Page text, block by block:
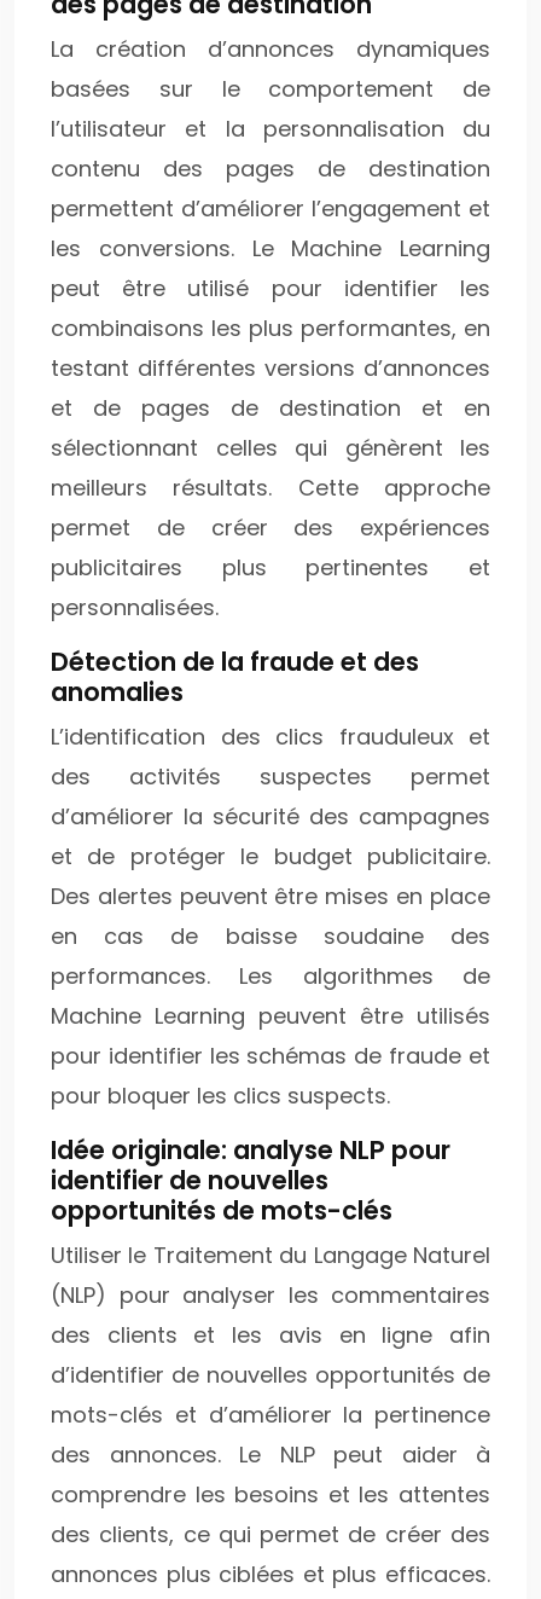
La création d’annonces dynamiques
basées sur le comportement de
l’utilisateur et la personnalisation du
contenu des pages de destination
permettent d’améliorer l’engagement et
les conversions. Le Machine Learning
peut être utilisé pour identifier les
combinaisons les plus performantes, en
testant différentes versions d’annonces
et de pages de destination et en
sélectionnant celles qui génèrent les
meilleurs résultats. Cette approche
permet de créer des expériences
publicitaires plus pertinentes et
personnalisées.
Détection de la fraude et des
anomalies
L’identification des clics frauduleux et
des activités suspectes permet
d’améliorer la sécurité des campagnes
et de protéger le budget publicitaire.
Des alertes peuvent être mises en place
en cas de baisse soudaine des
performances. Les algorithmes de
Machine Learning peuvent être utilisés
pour identifier les schémas de fraude et
pour bloquer les clics suspects.
Idée originale: analyse NLP pour
identifier de nouvelles
opportunités de mots-clés
Utiliser le Traitement du Langage Naturel
(NLP) pour analyser les commentaires
des clients et les avis en ligne afin
d’identifier de nouvelles opportunités de
mots-clés et d’améliorer la pertinence
des annonces. Le NLP peut aider à
comprendre les besoins et les attentes
des clients, ce qui permet de créer des
annonces plus ciblées et plus efficaces.